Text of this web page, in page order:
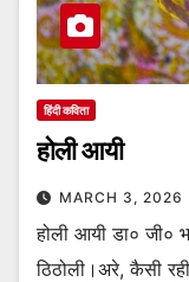
हिंदी कविता
होली आयी
MARCH 3, 2026
होली आयी डा० जी०
ठिठोली।अरे, कैसी